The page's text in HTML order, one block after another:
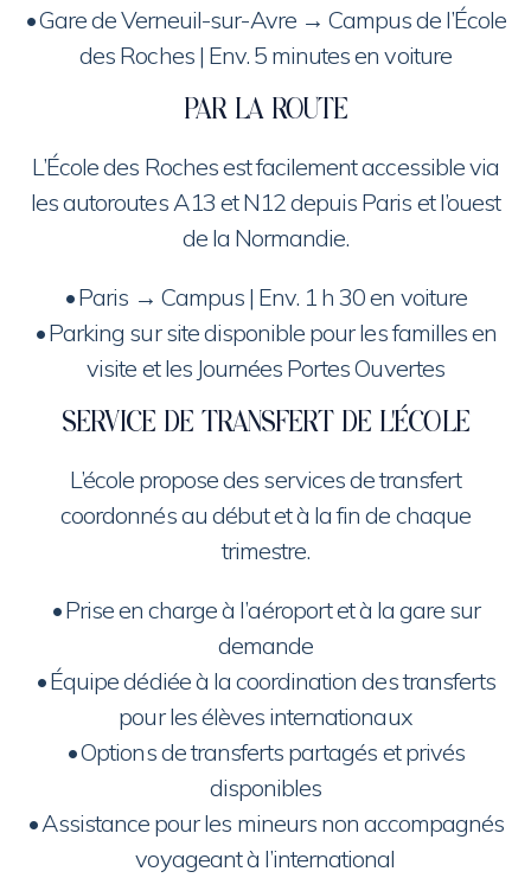
•⁠ ⁠Gare de Verneuil-sur-Avre → Campus de l’École
des Roches | Env. 5 minutes en voiture
PAR LA ROUTE
L’École des Roches est facilement accessible via
les autoroutes A13 et N12 depuis Paris et l’ouest
de la Normandie.
•⁠ ⁠Paris → Campus | Env. 1 h 30 en voiture
•⁠ ⁠Parking sur site disponible pour les familles en
visite et les Journées Portes Ouvertes
SERVICE DE TRANSFERT DE L’ÉCOLE
L’école propose des services de transfert
coordonnés au début et à la fin de chaque
trimestre.
•⁠ ⁠Prise en charge à l’aéroport et à la gare sur
demande
•⁠ ⁠Équipe dédiée à la coordination des transferts
pour les élèves internationaux
•⁠ ⁠Options de transferts partagés et privés
disponibles
•⁠ ⁠Assistance pour les mineurs non accompagnés
voyageant à l’international